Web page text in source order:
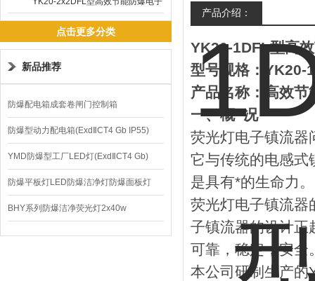
镇流器
点击更多分类
新品推荐
防爆配电箱成套卷闸门控制箱
防爆型动力配电箱(ExdⅡCT4 Gb IP55)
YMD防爆型工厂LED灯(ExdⅡCT4 Gb)
220V/150W
防爆平板灯LED防爆洁净灯防爆面板灯
BHY系列防爆洁净荧光灯2x40w
产品介绍：
YK20-1DFL型高
型号规格：YK20-
产品名称：高效节
一、概况
荧光灯电子镇流器
它与传统的电感式
是具有*的生命力。
荧光灯电子镇流器
子镇流器的设计正
可靠，稳定，安全
本公司研制生产的